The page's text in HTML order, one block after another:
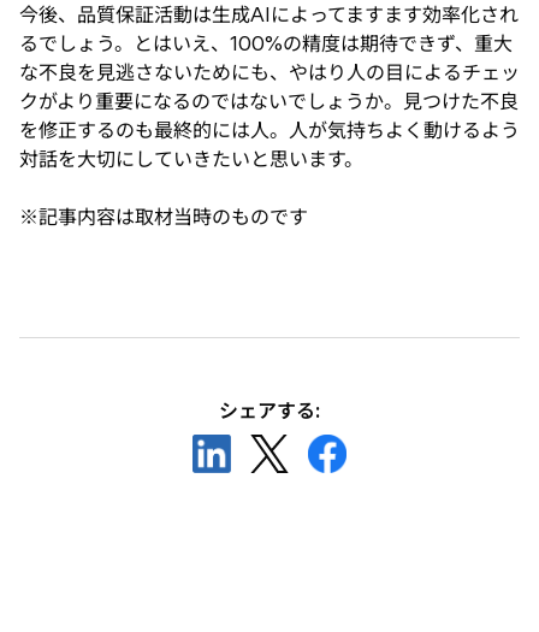
今後、品質保証活動は生成AIによってますます効率化され
るでしょう。とはいえ、100%の精度は期待できず、重大
な不良を見逃さないためにも、やはり人の目によるチェッ
クがより重要になるのではないでしょうか。見つけた不良
を修正するのも最終的には人。人が気持ちよく動けるよう
対話を大切にしていきたいと思います。
※記事内容は取材当時のものです
シェアする:
し
し
新